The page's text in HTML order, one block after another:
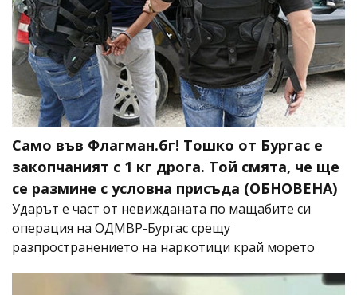
Само във Флагман.бг! Тошко от Бургас е
закопчаният с 1 кг дрога. Той смята, че ще
се размине с условна присъда (ОБНОВЕНА)
Ударът е част от невижданата по мащабите си
операция на ОДМВР-Бургас срещу
разпространението на наркотици край морето